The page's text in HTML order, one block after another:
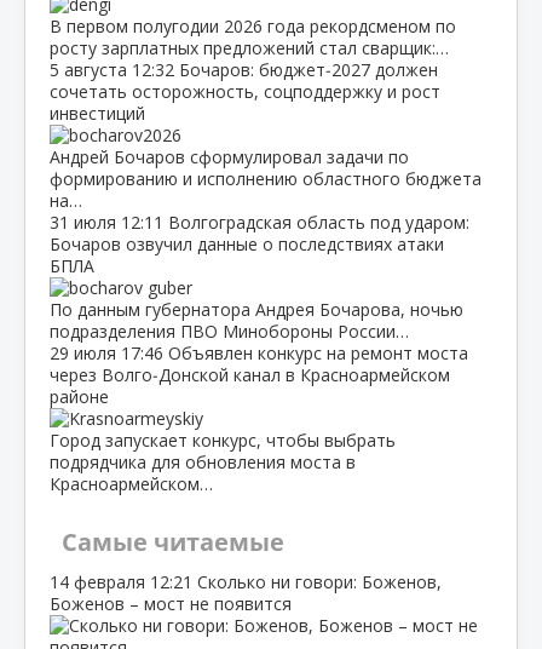
В первом полугодии 2026 года рекордсменом по
росту зарплатных предложений стал сварщик:…
5 августа 12:32 Бочаров: бюджет‑2027 должен
сочетать осторожность, соцподдержку и рост
инвестиций
Андрей Бочаров сформулировал задачи по
формированию и исполнению областного бюджета
на…
31 июля 12:11 Волгоградская область под ударом:
Бочаров озвучил данные о последствиях атаки
БПЛА
По данным губернатора Андрея Бочарова, ночью
подразделения ПВО Минобороны России…
29 июля 17:46 Объявлен конкурс на ремонт моста
через Волго‑Донской канал в Красноармейском
районе
Город запускает конкурс, чтобы выбрать
подрядчика для обновления моста в
Красноармейском…
Самые читаемые
14 февраля 12:21 Сколько ни говори: Боженов,
Боженов – мост не появится